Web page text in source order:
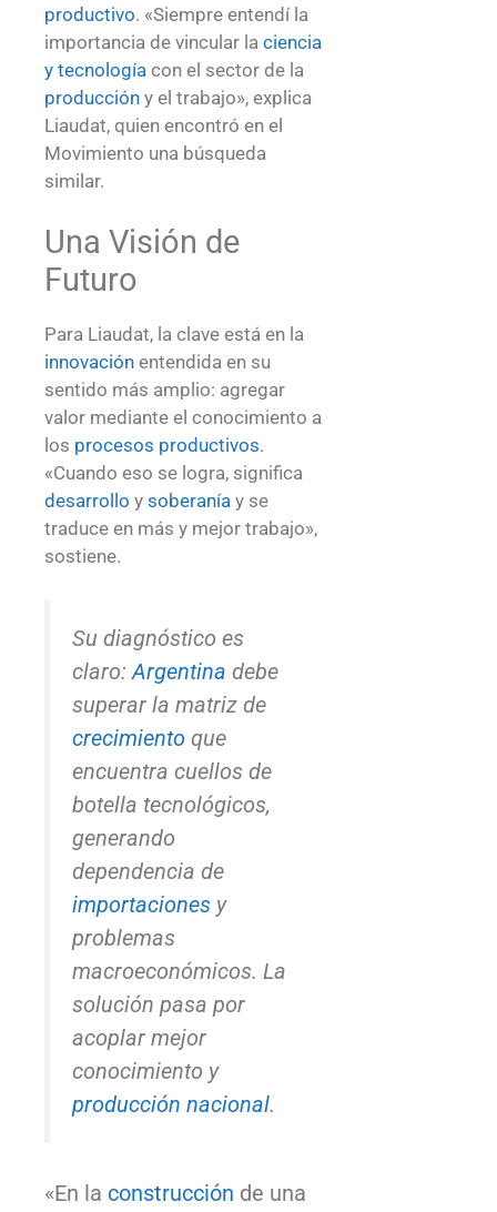
productivo. «Siempre entendí la
importancia de vincular la ciencia
y tecnología con el sector de la
producción y el trabajo», explica
Liaudat, quien encontró en el
Movimiento una búsqueda
similar.
Una Visión de
Futuro
Para Liaudat, la clave está en la
innovación entendida en su
sentido más amplio: agregar
valor mediante el conocimiento a
los procesos productivos.
«Cuando eso se logra, significa
desarrollo y soberanía y se
traduce en más y mejor trabajo»,
sostiene.
Su diagnóstico es
claro: Argentina debe
superar la matriz de
crecimiento que
encuentra cuellos de
botella tecnológicos,
generando
dependencia de
importaciones y
problemas
macroeconómicos. La
solución pasa por
acoplar mejor
conocimiento y
producción nacional.
«En la construcción de una